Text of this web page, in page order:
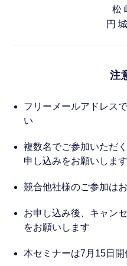
松
円
注
フリーメールアドレス
い
複数名でご参加いただ
申し込みをお願いします
競合他社様のご参加は
お申し込み後、キャン
をお願いします
本セミナーは7月15日